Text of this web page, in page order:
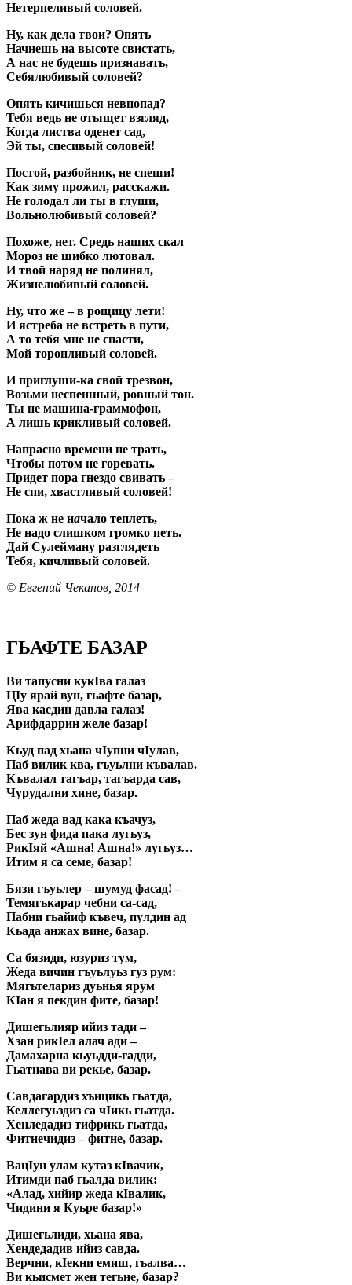
Нетерпеливый соловей.
Ну, как дела твои? Опять
Начнешь на высоте свистать,
А нас не будешь признавать,
Себялюбивый соловей?
Опять кичишься невпопад?
Тебя ведь не отыщет взгляд,
Когда листва оденет сад,
Эй ты, спесивый соловей!
Постой, разбойник, не спеши!
Как зиму прожил, расскажи.
Не голодал ли ты в глуши,
Вольнолюбивый соловей?
Похоже, нет. Средь наших скал
Мороз не шибко лютовал.
И твой наряд не полинял,
Жизнелюбивый соловей.
Ну, что же – в рощицу лети!
И ястреба не встреть в пути,
А то тебя мне не спасти,
Мой торопливый соловей.
И приглуши-ка свой трезвон,
Возьми неспешный, ровный тон.
Ты не машина-граммофон,
А лишь крикливый соловей.
Напрасно времени не трать,
Чтобы потом не горевать.
Придет пора гнездо свивать –
Не спи, хвастливый соловей!
Пока ж не начало теплеть,
Не надо слишком громко петь.
Дай Сулейману разглядеть
Тебя, кичливый соловей.
© Евгений Чеканов, 2014
ГЬАФТЕ БАЗАР
Ви тапусни кукIва галаз
ЦIу ярай вун, гьафте базар,
Ява касдин давла галаз!
Арифдаррин желе базар!
Кьуд пад хьана чIупни чIулав,
Паб вилик ква, гъуьлни къвалав.
Къвалал тагъар, тагъарда сав,
Чурудални хине, базар.
Паб жеда вад кака къачуз,
Бес зун фида пака лугьуз,
РикIяй «Ашна! Ашна!» лугьуз…
Итим я са семе, базар!
Бязи гъуьлер – шумуд фасад! –
Темягькарар чебни са-сад,
Пабни гьайиф къвеч, пулдин ад
Кьада анжах вине, базар.
Са бязиди, юзуриз тум,
Жеда вичин гъуьлуьз гуз рум:
Мягьтелариз дуьнья ярум
КIан я пекдин фите, базар!
Дишегьлияр ийиз тади –
Хзан рикIел алач ади –
Дамахарна кьуьдди-гадди,
Гьатнава ви рекье, базар.
Савдагардиз хъицикь гьатда,
Келлегуьздиз са чIикь гьатда.
Хенледадиз тифрикь гьатда,
Фитнечидиз – фитне, базар.
ВацIун улам кутаз кIвачик,
Итимди паб гьалда вилик:
«Алад, хийир жеда кIвалик,
Чидини я Куьре базар!»
Дишегьлиди, хьана ява,
Хендедадив ийиз савда.
Верчни, кIекни емиш, гьалва…
Ви кьисмет жен тегьне, базар?